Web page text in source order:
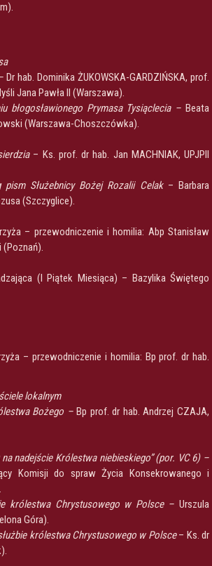
Dr hab. Dominika ŻUKOWSKA-GARDZIŃSKA, prof.
Jana Pawła II (Warszawa).
błogosławionego Prymasa Tysiąclecia –Beata
(Warszawa-Choszczówka).
– Ks. prof. dr hab. Jan MACHNIAK, UPJPII
Służebnicy Bożej Rozalii Celak– Barbara
(Szczyglice).
– przewodniczenie i homilia: Abp Stanisław
(Poznań).
(I Piątek Miesiąca) – Bazylika Świętego
– przewodniczenie i homilia: Bp prof. dr hab.
lokalnym
Bożego –Bp prof. dr hab. Andrzej CZAJA,
nadejście Królestwa niebieskiego” (por. VC 6) –
Komisji do spraw Życia Konsekrowanego i
królestwa Chrystusowego w Polsce –Urszula
Góra).
królestwa Chrystusowego w Polsce– Ks. dr